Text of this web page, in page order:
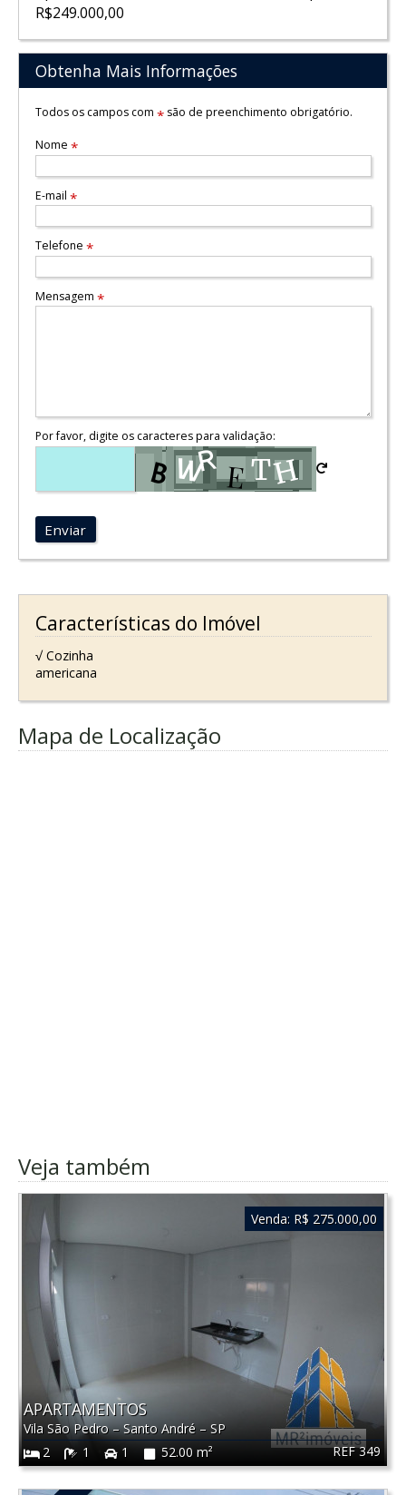
R$249.000,00
Obtenha Mais Informações
Todos os campos com *são de preenchimento obrigatório.
Nome *
E-mail *
Telefone *
Mensagem *
Por favor, digite os caracteres para validação:
Enviar
Características do Imóvel
√ Cozinha
americana
Mapa de Localização
Veja também
REF 349
APARTAMENTOS
Vila São Pedro–Santo André– SP
2
1 1 52.00 m²
Venda: R$ 275.000,00